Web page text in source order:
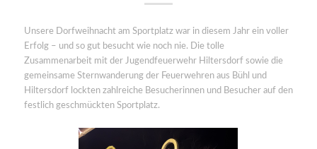
Unsere Dorfweihnacht am Sportplatz war in diesem Jahr ein voller
Erfolg – und so gut besucht wie noch nie. Die tolle
Zusammenarbeit mit der Jugendfeuerwehr Hiltersdorf sowie die
gemeinsame Sternwanderung der Feuerwehren aus Bühl und
Hiltersdorf lockten zahlreiche Besucherinnen und Besucher auf den
festlich geschmückten Sportplatz.